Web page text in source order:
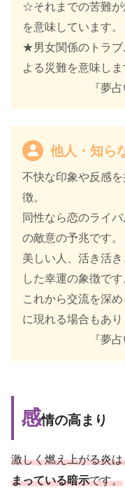
☆それまでの苦難が
を意味しています。
★男女関係のトラブ
よる災難を意味しま
『夢
他人・知ら
不快な印象や反感
徴。
同性なら恋のライ
の敵意の予兆です。
美しい人、活き活
した幸運の象徴です
これから交流を深
に現れる場合もあり
『夢
感情の高まり
激しく燃え上がる炎は
まっている暗示です。